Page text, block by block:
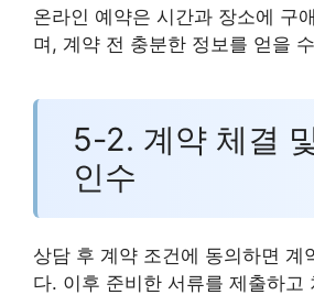
온라인 예약은 시간과 장소에 구
며, 계약 전 충분한 정보를 얻을
5-2. 계약 체결
인수
상담 후 계약 조건에 동의하면 계
다. 이후 준비한 서류를 제출하고